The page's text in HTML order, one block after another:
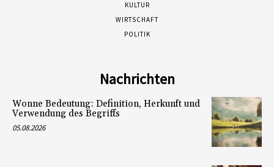
KULTUR
WIRTSCHAFT
POLITIK
Nachrichten
Wonne Bedeutung: Definition, Herkunft und
Verwendung des Begriffs
05.08.2026